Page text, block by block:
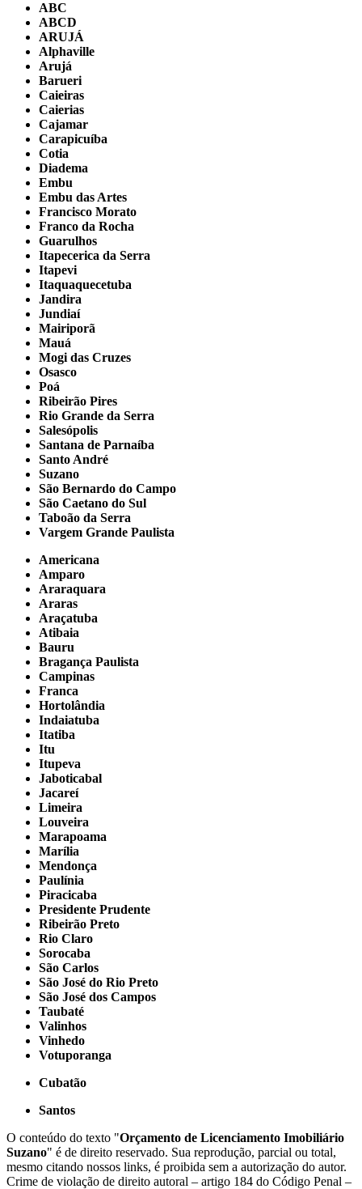
ABC
ABCD
ARUJÁ
Alphaville
Arujá
Barueri
Caieiras
Caierias
Cajamar
Carapicuíba
Cotia
Diadema
Embu
Embu das Artes
Francisco Morato
Franco da Rocha
Guarulhos
Itapecerica da Serra
Itapevi
Itaquaquecetuba
Jandira
Jundiaí
Mairiporã
Mauá
Mogi das Cruzes
Osasco
Poá
Ribeirão Pires
Rio Grande da Serra
Salesópolis
Santana de Parnaíba
Santo André
Suzano
São Bernardo do Campo
São Caetano do Sul
Taboão da Serra
Vargem Grande Paulista
Americana
Amparo
Araraquara
Araras
Araçatuba
Atibaia
Bauru
Bragança Paulista
Campinas
Franca
Hortolândia
Indaiatuba
Itatiba
Itu
Itupeva
Jaboticabal
Jacareí
Limeira
Louveira
Marapoama
Marília
Mendonça
Paulínia
Piracicaba
Presidente Prudente
Ribeirão Preto
Rio Claro
Sorocaba
São Carlos
São José do Rio Preto
São José dos Campos
Taubaté
Valinhos
Vinhedo
Votuporanga
Cubatão
Santos
O conteúdo do texto "Orçamento de Licenciamento Imobiliário
Suzano" é de direito reservado. Sua reprodução, parcial ou total,
mesmo citando nossos links, é proibida sem a autorização do autor.
Crime de violação de direito autoral – artigo 184 do Código Penal –